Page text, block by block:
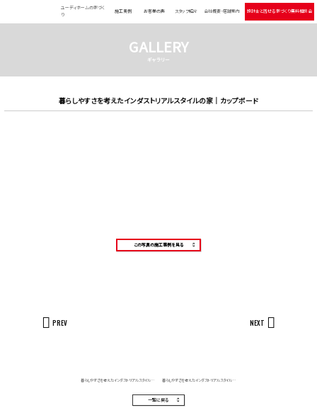
ユーディホームの家づく
り
施工実例 お客様の声 スタッフ紹介 会社概要・店舗案内 設計士と話せる 家づくり無料相談会
GALLERY
ギャラリー
暮らしやすさを考えたインダストリアルスタイルの家｜カップボード
この写真の施工事例を見る
暮らしやすさを考えたインダストリアルスタイルの家｜パントリー
PREV
暮らしやすさを考えたインダストリアルスタイルの家｜照明
NEXT
一覧に戻る